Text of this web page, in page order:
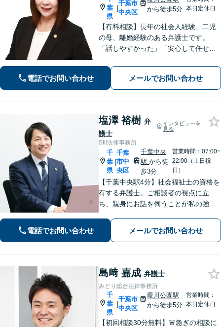
葉
県
|
千葉市
中央区
から徒歩5分 本日定休日
【有料相談】長年の社会人経験、二児
の母、離婚経験のある弁護士です。
「話しやすかった」「安心して任せら
す。最後まで話を遮らずにお聞きし、
丁寧な対応を心がけます。お気軽にご
相談ください【JR千葉駅15分、葭川公
園駅5分】
電話でお問い合わせ メールでお問い合わせ
塩澤 裕樹 弁
護士
インタビューを
見る
Sfil法律事務所
千
葉
県
|
千葉
市中
央区
千葉中央
駅から徒
歩3分
営業時間：07:00~
22:00（土日祝
日）
【千葉中央駅4分】社会福祉士の資格を
有する弁護士。ご相談者の視点に立
ち、親身にお話を伺うことが私の強み
だろうか」と迷われている方でも、ま
ずはお気軽にご相談ください【休日・
電話でお問い合わせ メールでお問い合わせ
島﨑 嘉成 弁護士
みどり総合法律事務所
千
葉
県
|
千葉市
中央区
葭川公園駅
から徒歩5分
営業時間：
本日定休日
【初回相談30分無料】🚨急ぎの相談に